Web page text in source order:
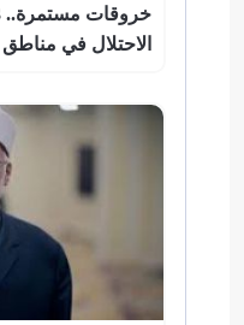
الاحتلال في